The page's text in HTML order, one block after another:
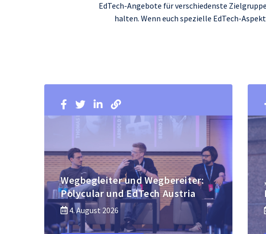
EdTech-Angebote für verschiedenste
halten. Wenn euch spezielle EdTech-
Wegbegleiter und Wegbereiter:
Polycular und EdTech Austria
4. August 2026